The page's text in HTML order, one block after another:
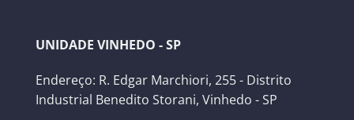
UNIDADE VINHEDO - SP
Endereço: R. Edgar Marchiori, 255 - Distrito
Industrial Benedito Storani, Vinhedo - SP